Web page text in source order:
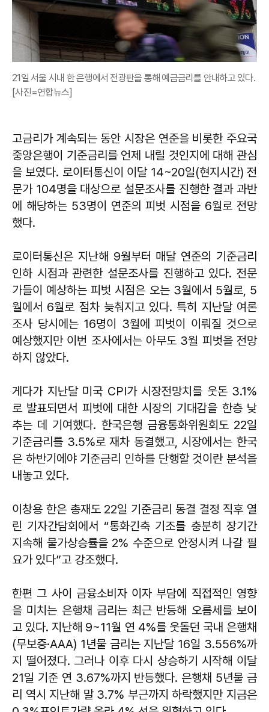
21일 서울 시내 한 은행에서 전광판을 통해 예금금리를 안내하고 있다.
[사진=연합뉴스]
고금리가 계속되는 동안 시장은 연준을 비롯한 주요국
중앙은행이 기준금리를 언제 내릴 것인지에 대해 관심
을 보였다. 로이터통신이 이달 14~20일(현지시간) 전
문가 104명을 대상으로 설문조사를 진행한 결과 과반
에 해당하는 53명이 연준의 피벗 시점을 6월로 전망
했다.
로이터통신은 지난해 9월부터 매달 연준의 기준금리
인하 시점과 관련한 설문조사를 진행하고 있다. 전문
가들이 예상하는 피벗 시점은 오는 3월에서 5월로, 5
월에서 6월로 점차 늦춰지고 있다. 특히 지난달 여론
조사 당시에는 16명이 3월에 피벗이 이뤄질 것으로
예상했지만 이번 조사에서는 아무도 3월 피벗을 전망
하지 않았다.
게다가 지난달 미국 CPI가 시장전망치를 웃돈 3.1%
로 발표되면서 피벗에 대한 시장의 기대감을 한층 낮
추는 데 기여했다. 한국은행 금융통화위원회도 22일
기준금리를 3.5%로 재차 동결했고, 시장에서는 한국
은 하반기에야 기준금리 인하를 단행할 것이란 분석을
내놓고 있다.
이창용 한은 총재도 22일 기준금리 동결 결정 직후 열
린 기자간담회에서 “통화긴축 기조를 충분히 장기간
지속해 물가상승률을 2% 수준으로 안정시켜 나갈 필
요가 있다”고 강조했다.
한편 그 사이 금융소비자 이자 부담에 직접적인 영향
을 미치는 은행채 금리는 최근 반등해 오름세를 보이
고 있다. 지난해 9~11월 연 4%를 웃돌던 국내 은행채
(무보증·AAA) 1년물 금리는 지난달 16일 3.556%까
지 떨어졌다. 그러나 이후 다시 상승하기 시작해 이달
21일 기준 연 3.67%까지 반등했다. 은행채 5년물 금
리 역시 지난해 말 3.7% 부근까지 하락했지만 지금은